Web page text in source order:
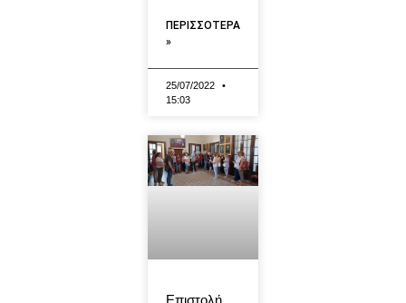
ΠΕΡΙΣΣΟΤΕΡΑ
»
25/07/2022
15:03
Επιστολή